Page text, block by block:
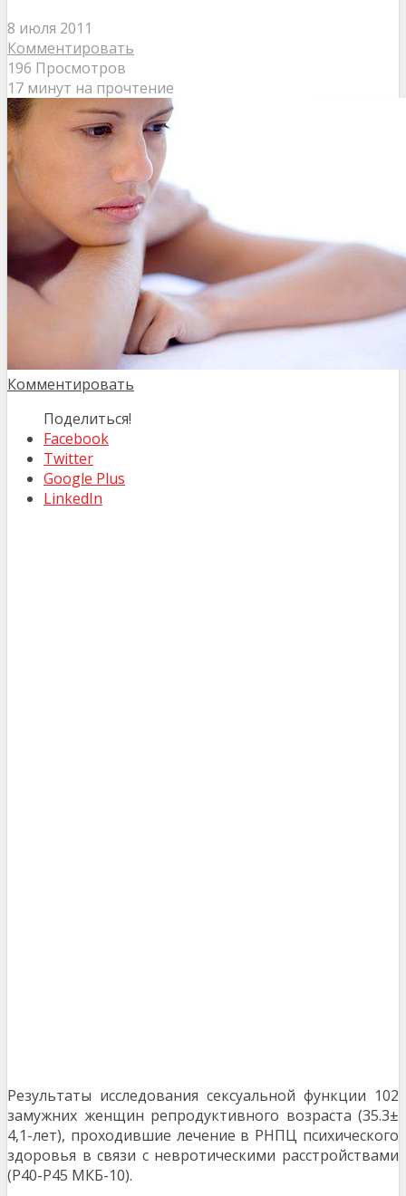
8 июля 2011
Комментировать
196 Просмотров
17 минут на прочтение
Комментировать
Поделиться!
Facebook
Twitter
Google Plus
LinkedIn
Результаты исследования сексуальной функции 102
замужних женщин репродуктивного возраста (35.3±
4,1-лет), проходившие лечение в РНПЦ пси­хического
здоровья в связи с невротическими расстройствами
(Р40-Р45 МКБ-10).